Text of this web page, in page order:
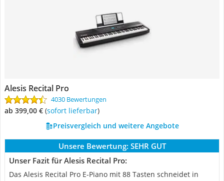
Alesis Recital Pro
4030 Bewertungen
ab 399,00 € ( Sofort lieferbar)
Preisvergleich und weitere Angebote
Unsere Bewertung: SEHR GUT
Unser Fazit für Alesis Recital Pro:
Das Alesis Recital Pro E-Piano mit 88 Tasten schneidet in